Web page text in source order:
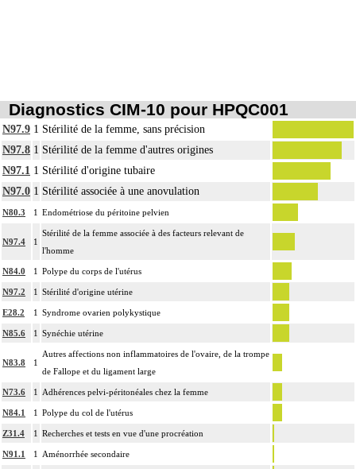
Diagnostics CIM-10 pour HPQC001
N97.9 1 Stérilité de la femme, sans précision
N97.8 1 Stérilité de la femme d'autres origines
N97.1 1 Stérilité d'origine tubaire
N97.0 1 Stérilité associée à une anovulation
N80.3 1 Endométriose du péritoine pelvien
N97.4 1
Stérilité de la femme associée à des facteurs relevant de
l'homme
N84.0 1 Polype du corps de l'utérus
N97.2 1 Stérilité d'origine utérine
E28.2 1 Syndrome ovarien polykystique
N85.6 1 Synéchie utérine
N83.8 1
Autres affections non inflammatoires de l'ovaire, de la trompe
de Fallope et du ligament large
N73.6 1 Adhérences pelvi-péritonéales chez la femme
N84.1 1 Polype du col de l'utérus
Z31.4 1 Recherches et tests en vue d'une procréation
N91.1 1 Aménorrhée secondaire